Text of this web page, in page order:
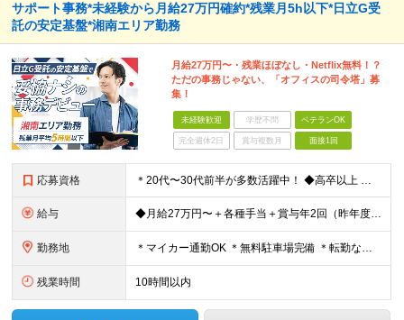
サポート事務*未経験から月給27万円確約*残業月5h以下*日立G受
託の安定基盤*湘南エリア勤務
月給27万円〜・残業ほぼなし・Netflix無料！？
ただの事務じゃない、「オフィスの司令塔」募
集！
未経験歓迎 学歴不問 ベテランOK
完全週休2日 賞与複数月 面接1回
応募資格 ＊20代〜30代前半が多数活躍中！ ◆高卒以上 ◆～40歳まで ※例外事由: 3号のイ （長期勤続によるキャリア形成を図る観点から 若年者等を期間の定めのない労働契約の対象として募集・採用するた
給与 ◆月給27万円〜＋各種手当＋賞与年2回（昨年度実績2〜4ヶ月分） ※給与には一律の固定残業代（20時間分・3万2780円以上）を含みます。 ※超過分は追加支給。 ※試用期間6か月あり（給与/待遇に差異
勤務地 ＊マイカー通勤OK ＊無料駐車場完備 ＊転勤なし ＊U・Iターンも大歓迎 ◆神奈川県藤沢市石川1-1-14 ※(変更の範囲)上記を除く当社関連勤務地
残業時間 10時間以内